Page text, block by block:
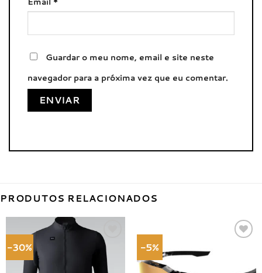
Guardar o meu nome, email e site neste
navegador para a próxima vez que eu comentar.
PRODUTOS RELACIONADOS
-30%
Adicionar
à lista de
desejos
-5%